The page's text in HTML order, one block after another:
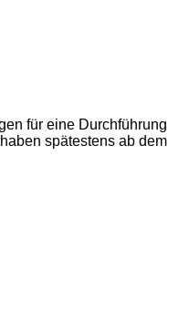
für eine Durchführung
spätestens ab dem